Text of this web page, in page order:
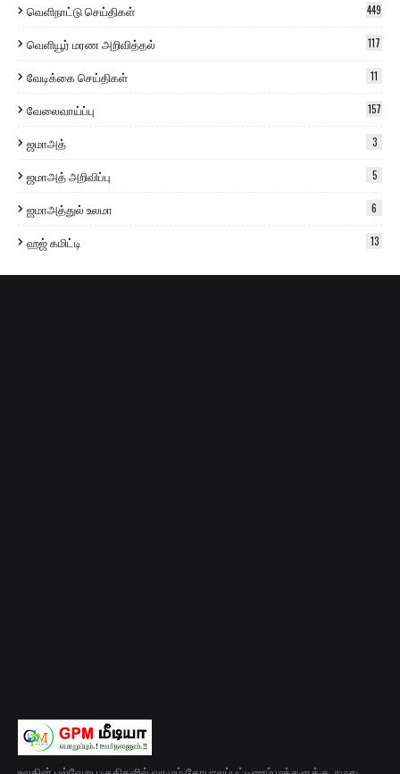
வெளிநாட்டு செய்திகள் 449
வெளியூர் மரண அறிவித்தல் 117
வேடிக்கை செய்திகள் 11
வேலைவாய்ப்பு 157
ஜமாஅத் 3
ஜமாஅத் அறிவிப்பு 5
ஜமாஅத்துல் உலமா 6
ஹஜ் கமிட்டி 13